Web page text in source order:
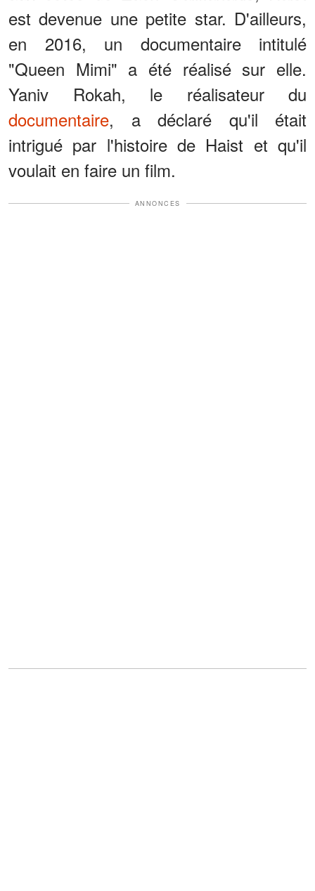
est devenue une petite star. D'ailleurs,
en 2016, un documentaire intitulé
"Queen Mimi" a été réalisé sur elle.
Yaniv Rokah, le réalisateur du
documentaire, a déclaré qu'il était
intrigué par l'histoire de Haist et qu'il
voulait en faire un film.
ANNONCES